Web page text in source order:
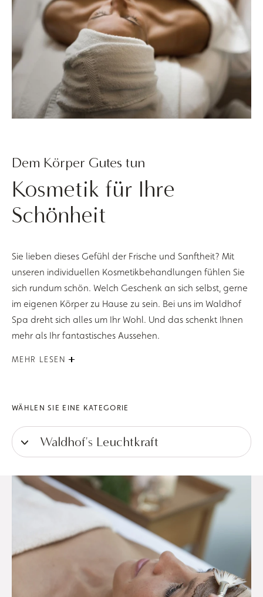
Dem Körper Gutes tun
Kosmetik für Ihre
Schönheit
Sie lieben dieses Gefühl der Frische und Sanftheit? Mit
unseren individuellen Kosmetikbehandlungen fühlen Sie
sich rundum schön. Welch Geschenk an sich selbst, gerne
im eigenen Körper zu Hause zu sein. Bei uns im Waldhof
Spa dreht sich alles um Ihr Wohl. Und das schenkt Ihnen
mehr als Ihr fantastisches Aussehen.
MEHR LESEN
WÄHLEN SIE EINE KATEGORIE
Waldhof's Leuchtkraft